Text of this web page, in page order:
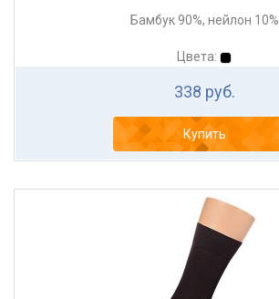
Бамбук 90%, нейлон 10%
Цвета:
338 руб.
Купить